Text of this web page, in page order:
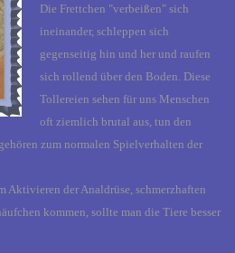
Die Frettchen "verbeißen" sich
ineinander, schleppen sich
gegenseitig hin und her und raufen
sich rollend über den Boden. Diese
Tollereien sehen für uns Menschen
oft ziemlich brutal aus, tun den
zum normalen Spielverhalten der
Aktivieren der Analdrüse, schmerzhaften
kommen, sollte man die Tiere besser